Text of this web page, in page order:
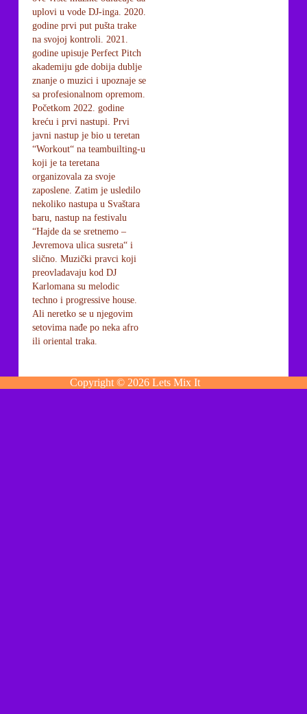
uplovi u vode DJ-inga. 2020.
godine prvi put pušta trake
na svojoj kontroli. 2021.
godine upisuje Perfect Pitch
akademiju gde dobija dublje
znanje o muzici i upoznaje se
sa profesionalnom opremom.
Početkom 2022. godine
kreću i prvi nastupi. Prvi
javni nastup je bio u teretan
“Workout“ na teambuilting-u
koji je ta teretana
organizovala za svoje
zaposlene. Zatim je usledilo
nekoliko nastupa u Svaštara
baru, nastup na festivalu
“Hajde da se sretnemo –
Jevremova ulica susreta“ i
slično. Muzički pravci koji
preovladavaju kod DJ
Karlomana su melodic
techno i progressive house.
Ali neretko se u njegovim
setovima nađe po neka afro
ili oriental traka.
Copyright © 2026 Lets Mix It